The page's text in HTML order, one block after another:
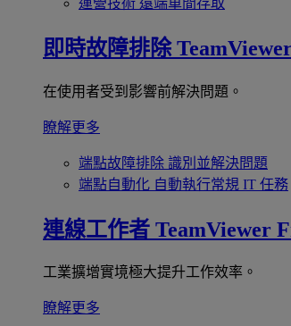
即時故障排除
在使用者受到影響前解決問題。
瞭解更多
端點故障排除 識別並解決問題
端點自動化 自動執行常規 IT 任務
連線工作者 TeamViewer
工業擴增實境極大提升工作效率。
瞭解更多